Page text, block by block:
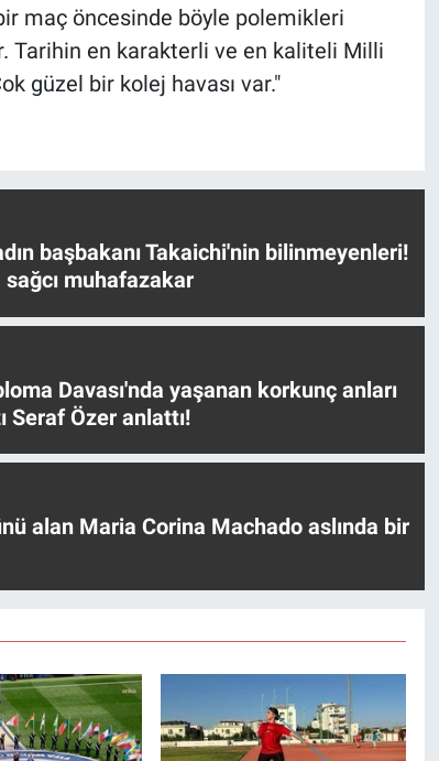
maç öncesinde böyle polemikleri
Tarihin en karakterli ve en kaliteli Milli
güzel bir kolej havası var."
başbakanı Takaichi'nin bilinmeyenleri!
muhafazakar
Davası'nda yaşanan korkunç anları
Seraf Özer anlattı!
alan Maria Corina Machado aslında bir